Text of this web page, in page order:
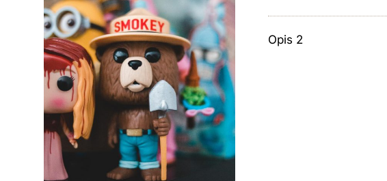
Opis 2